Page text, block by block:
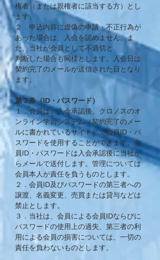
権者（または親権者に該当する方）とし
ます。
２．申込内容に虚偽の申請・不正行為が
あった場合は、入会を認めません。ま
た、当社が会員として不適切と
判断した場合も同様とします。入会日は
契約完了のメールが送信された日となり
ます。
第３条（ID・パスワード）
​１．会員は、入会承認後、クロノスのオ
ンライン学習システム（契約完了のメー
ルに書かれているサイト）で会員ID・パ
スワードを使用することができます。会
員ID・パスワードは入会承認後に当社か
らメールで送付します。管理については
会員本人が責任を負うものとします。
２．会員ID及びパスワードの第三者への
譲渡、名義変更、売買または貸与などは
禁止とします。
３．当社は、会員による会員IDならびに
パスワードの使用上の過失、第三者の利
用による会員の損害については、一切の
責任を負わないものとします。